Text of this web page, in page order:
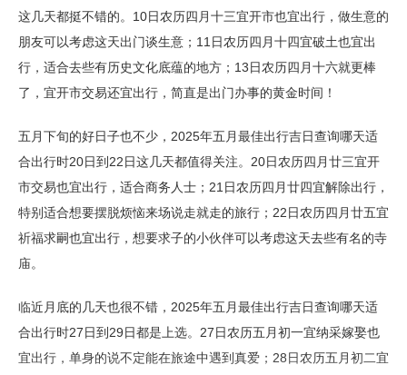
这几天都挺不错的。10日农历四月十三宜开市也宜出行，做生意的
朋友可以考虑这天出门谈生意；11日农历四月十四宜破土也宜出
行，适合去些有历史文化底蕴的地方；13日农历四月十六就更棒
了，宜开市交易还宜出行，简直是出门办事的黄金时间！
五月下旬的好日子也不少，2025年五月最佳出行吉日查询哪天适
合出行时20日到22日这几天都值得关注。20日农历四月廿三宜开
市交易也宜出行，适合商务人士；21日农历四月廿四宜解除出行，
特别适合想要摆脱烦恼来场说走就走的旅行；22日农历四月廿五宜
祈福求嗣也宜出行，想要求子的小伙伴可以考虑这天去些有名的寺
庙。
临近月底的几天也很不错，2025年五月最佳出行吉日查询哪天适
合出行时27日到29日都是上选。27日农历五月初一宜纳采嫁娶也
宜出行，单身的说不定能在旅途中遇到真爱；28日农历五月初二宜